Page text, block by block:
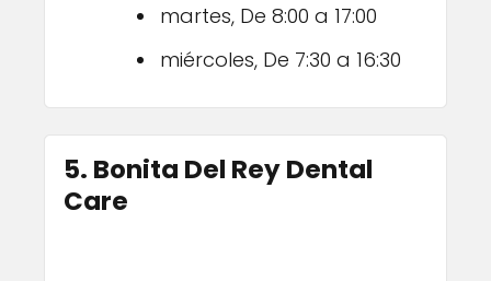
martes, De 8:00 a 17:00
miércoles, De 7:30 a 16:30
5. Bonita Del Rey Dental
Care